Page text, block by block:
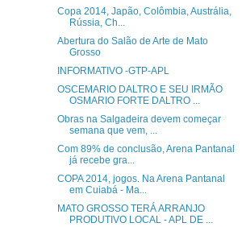
Copa 2014, Japão, Colômbia, Austrália,
Rússia, Ch...
Abertura do Salão de Arte de Mato
Grosso
INFORMATIVO -GTP-APL
OSCEMARIO DALTRO E SEU IRMÃO
OSMARIO FORTE DALTRO ...
Obras na Salgadeira devem começar
semana que vem, ...
Com 89% de conclusão, Arena Pantanal
já recebe gra...
COPA 2014, jogos. Na Arena Pantanal
em Cuiabá - Ma...
MATO GROSSO TERÁ ARRANJO
PRODUTIVO LOCAL - APL DE ...